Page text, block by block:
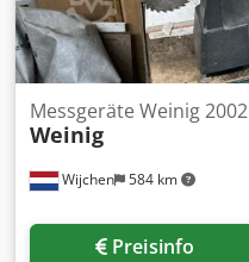
Wijchen 584 km
Messgeräte Weinig 2002
Weinig
Preisinfo